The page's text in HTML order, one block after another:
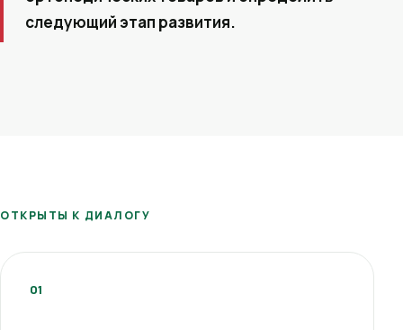
следующий этап развития.
ОТКРЫТЫ К ДИАЛОГУ
01